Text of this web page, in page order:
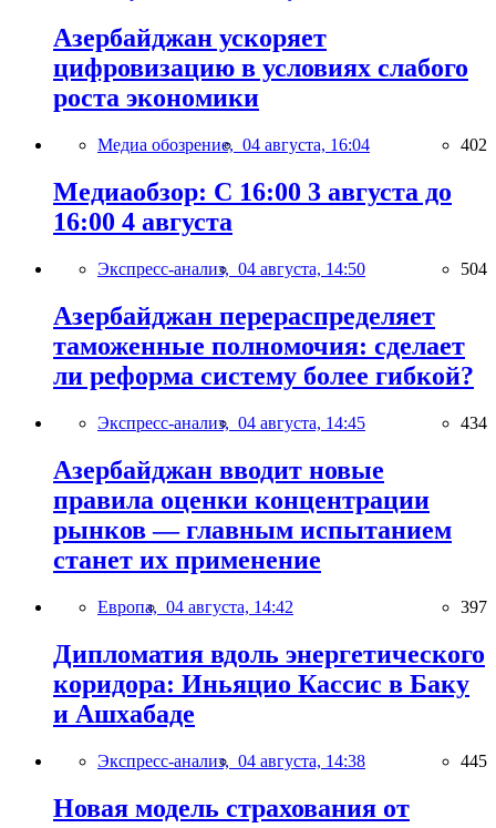
Азербайджан ускоряет
цифровизацию в условиях слабого
роста экономики
Медиа обозрение, 04 августа, 16:04 402
Медиаобзор: С 16:00 3 августа до
16:00 4 августа
Экспресс-анализ, 04 августа, 14:50 504
Азербайджан перераспределяет
таможенные полномочия: сделает
ли реформа систему более гибкой?
Экспресс-анализ, 04 августа, 14:45 434
Азербайджан вводит новые
правила оценки концентрации
рынков — главным испытанием
станет их применение
Европа, 04 августа, 14:42 397
Дипломатия вдоль энергетического
коридора: Иньяцио Кассис в Баку
и Ашхабаде
Экспресс-анализ, 04 августа, 14:38 445
Новая модель страхования от